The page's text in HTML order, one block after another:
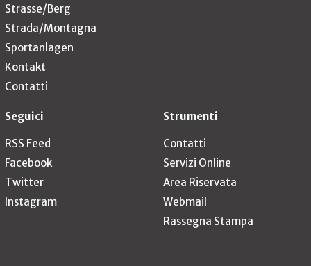
Strasse/Berg
Strada/Montagna
Sportanlagen
Kontakt
Contatti
Seguici
RSS Feed
Facebook
Twitter
Instagram
Strumenti
Contatti
Servizi Online
Area Riservata
Webmail
Rassegna Stampa